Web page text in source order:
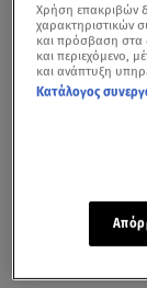
Χρήση επακριβών
χαρακτηριστικών
και πρόσβαση στα
και περιεχόμενο,
και ανάπτυξη
Κατάλογος